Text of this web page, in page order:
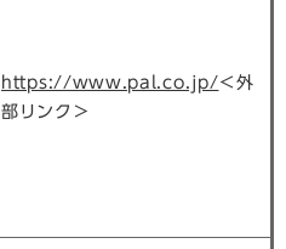
https://www.pal.co.jp/ ＜外
部リンク＞